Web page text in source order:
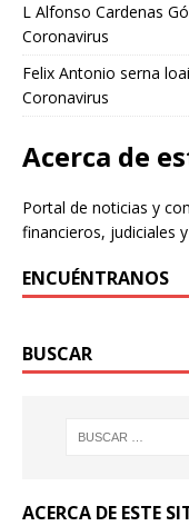
L Alfonso Cardenas
Coronavirus
Felix Antonio serna
Coronavirus
Acerca de
Portal de noticias y
financieros, judiciales
ENCUÉNTRANOS
BUSCAR
ACERCA DE ESTE